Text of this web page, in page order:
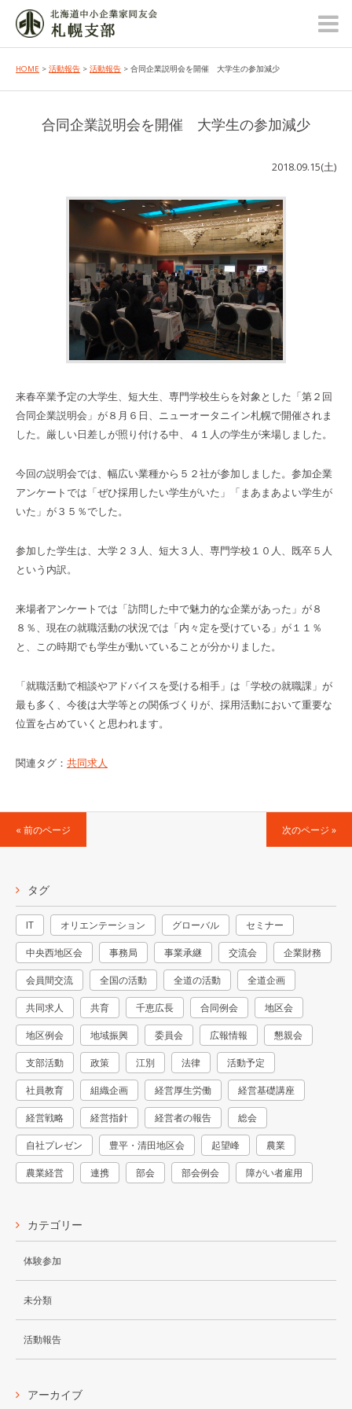
HOME > 活動報告 > 活動報告 > 合同企業説明会を開催 大学生の参加減少
合同企業説明会を開催 大学生の参加減少
2018.09.15(土)
来春卒業予定の大学生、短大生、専門学校生らを対象とした「第２回
合同企業説明会」が８月６日、ニューオータニイン札幌で開催されま
した。厳しい日差しが照り付ける中、４１人の学生が来場しました。
今回の説明会では、幅広い業種から５２社が参加しました。参加企業
アンケートでは「ぜひ採用したい学生がいた」「まあまあよい学生が
いた」が３５％でした。
参加した学生は、大学２３人、短大３人、専門学校１０人、既卒５人
という内訳。
来場者アンケートでは「訪問した中で魅力的な企業があった」が８
８％、現在の就職活動の状況では「内々定を受けている」が１１％
と、この時期でも学生が動いていることが分かりました。
「就職活動で相談やアドバイスを受ける相手」は「学校の就職課」が
最も多く、今後は大学等との関係づくりが、採用活動において重要な
位置を占めていくと思われます。
関連タグ： 共同求人
« 前のページ 次のページ »
タグ
IT オリエンテーション グローバル セミナー
中央西地区会 事務局 事業承継 交流会 企業財務
会員間交流 全国の活動 全道の活動 全道企画
共同求人 共育 千恵広長 合同例会 地区会
地区例会 地域振興 委員会 広報情報 懇親会
支部活動 政策 江別 法律 活動予定
社員教育 組織企画 経営厚生労働 経営基礎講座
経営戦略 経営指針 経営者の報告 総会
自社プレゼン 豊平・清田地区会 起望峰 農業
農業経営 連携 部会 部会例会 障がい者雇用
カテゴリー
体験参加
未分類
活動報告
アーカイブ